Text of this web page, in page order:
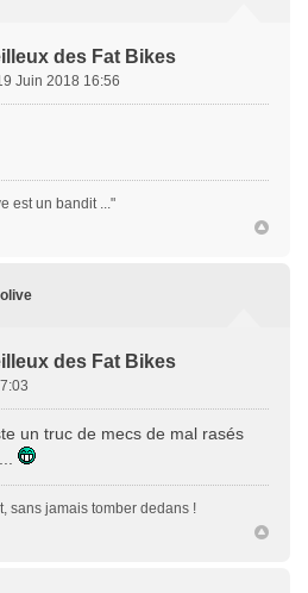
des Fat Bikes
Juin 2018 16:56
est un bandit ..."
olive
des Fat Bikes
un truc de mecs de mal rasés
sans jamais tomber dedans !